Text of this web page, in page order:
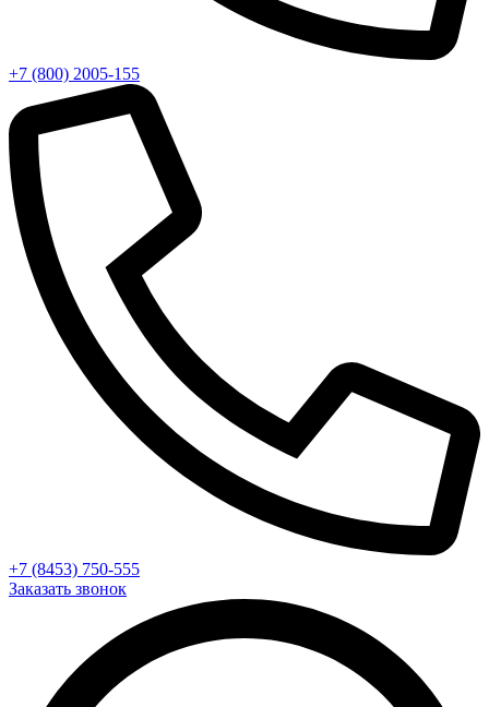
+7 (800) 2005-155
+7 (8453) 750-555
Заказать звонок